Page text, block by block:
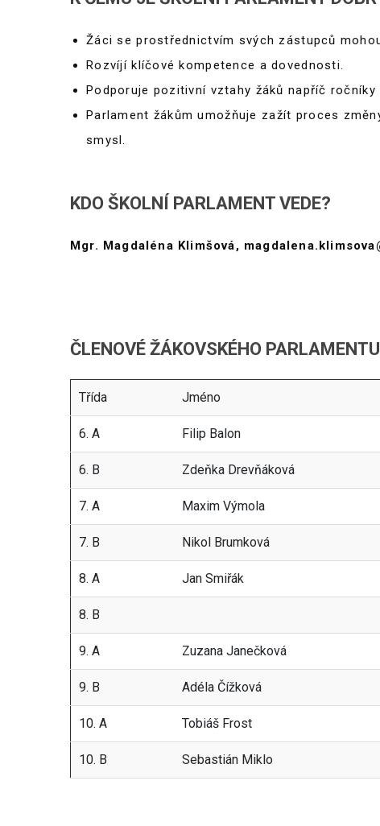
Žáci se prostřednictvím svých zástupců
Rozvíjí klíčové kompetence a dovednosti.
Podporuje pozitivní vztahy žáků napříč
Parlament žákům umožňuje zažít proces
smysl.
KDO ŠKOLNÍ PARLAMENT VEDE?
Mgr. Magdaléna Klimšová,
ČLENOVÉ ŽÁKOVSKÉHO PARLAMENTU
Třída Jméno
6. A Filip Balon
6. B Zdeňka Drevňáková
7. A Maxim Výmola
7. B Nikol Brumková
8. A Jan Smiřák
8. B
9. A Zuzana Janečková
9. B Adéla Čížková
10. A Tobiáš Frost
10. B Sebastián Miklo